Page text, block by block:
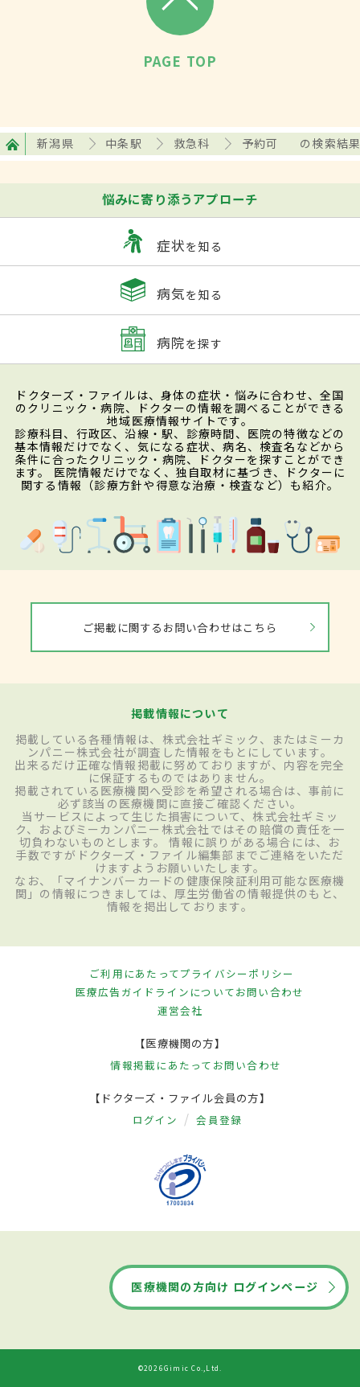
PAGE TOP
新潟県 中条駅 救急科 予約可 の検索結
悩みに寄り添うアプローチ
症状を知る
病気を知る
病院を探す
ドクターズ・ファイルは、身体の症状・悩みに合わせ、全国
のクリニック・病院、ドクターの情報を調べることができる
地域医療情報サイトです。
診療科目、行政区、沿線・駅、診療時間、医院の特徴などの
基本情報だけでなく、気になる症状、病名、検査名などから
条件に合ったクリニック・病院、ドクターを探すことができ
ます。 医院情報だけでなく、独自取材に基づき、ドクターに
関する情報（診療方針や得意な治療・検査など）も紹介。
ご掲載に関するお問い合わせはこちら
掲載情報について
掲載している各種情報は、株式会社ギミック、またはミーカ
ンパニー株式会社が調査した情報をもとにしています。
出来るだけ正確な情報掲載に努めておりますが、内容を完全
に保証するものではありません。
掲載されている医療機関へ受診を希望される場合は、事前に
必ず該当の医療機関に直接ご確認ください。
当サービスによって生じた損害について、株式会社ギミッ
ク、およびミーカンパニー株式会社ではその賠償の責任を一
切負わないものとします。 情報に誤りがある場合には、お
手数ですがドクターズ・ファイル編集部までご連絡をいただ
けますようお願いいたします。
なお、「マイナンバーカードの健康保険証利用可能な医療機
関」の情報につきましては、厚生労働省の情報提供のもと、
情報を掲出しております。
ご利用にあたってプライバシーポリシー
医療広告ガイドラインについてお問い合わせ
運営会社
【医療機関の方】
情報掲載にあたって お問い合わせ
【ドクターズ・ファイル会員の方】
ログイン 会員登録
医療機関の方向け ログインページ
©2026Gimic Co.,Ltd.